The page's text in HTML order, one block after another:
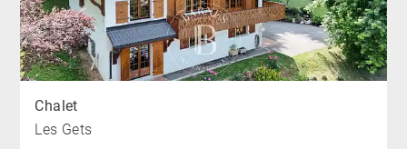
Chalet
Les Gets